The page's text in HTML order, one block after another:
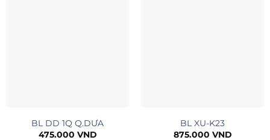
BL DD 1Q Q.DƯA
475.000 VND
BL XU-K23
875.000 VND